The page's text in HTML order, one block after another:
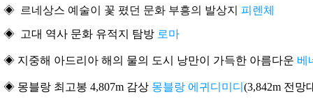
◈
르네상스 예술이 꽃 폈던 문화 부흥의 발상지 피렌체
◈ 고대 역사 문화 유적지 탐방 로마
◈ 지중해 아드리아 해의 물의 도시 낭만이 가득한 아름다운 베
◈ 몽블랑 최고봉 4,807m 감상 몽블랑 에귀디미디 (3,842m 전망